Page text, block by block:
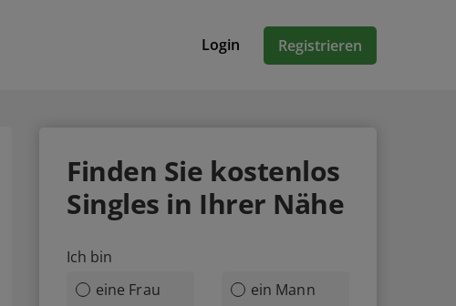
Login Registrieren
Finden Sie kostenlos
Singles in Ihrer Nähe
Ich bin
eine Frau
ein Mann